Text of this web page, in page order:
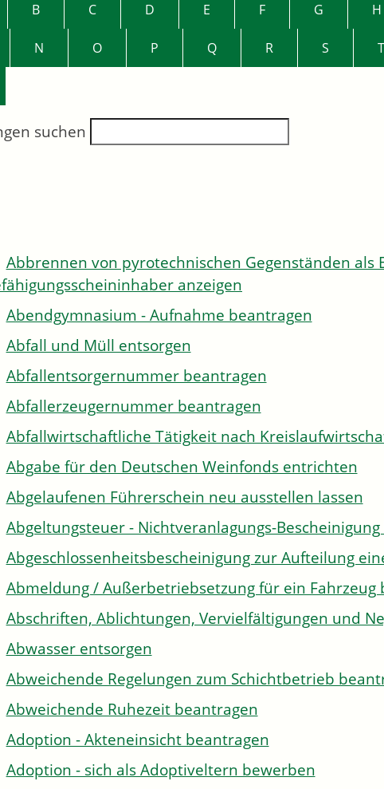
B C D E F G H
N O P Q R S T
suchen
Abbrennen von pyrotechnischen Gegenständen als
anzeigen
Abendgymnasium - Aufnahme beantragen
Abfall und Müll entsorgen
Abfallentsorgernummer beantragen
Abfallerzeugernummer beantragen
Abfallwirtschaftliche Tätigkeit nach
Abgabe für den Deutschen Weinfonds entrichten
Abgelaufenen Führerschein neu ausstellen lassen
Abgeltungsteuer - Nichtveranlagungs-
Abgeschlossenheitsbescheinigung zur Aufteilung
Abmeldung / Außerbetriebsetzung für ein Fahrzeug
Abschriften, Ablichtungen, Vervielfältigungen und
Abwasser entsorgen
Abweichende Regelungen zum Schichtbetrieb
Abweichende Ruhezeit beantragen
Adoption - Akteneinsicht beantragen
Adoption - sich als Adoptiveltern bewerben